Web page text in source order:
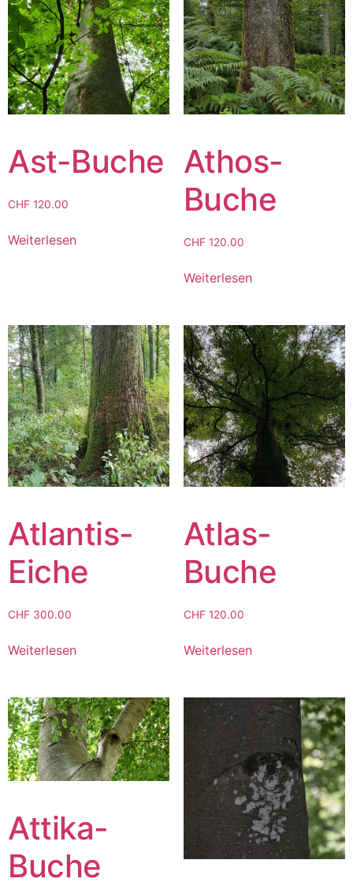
Ast-Buche
CHF 120.00
Weiterlesen
Athos-
Buche
CHF120.00
Weiterlesen
Atlantis-
Eiche
CHF 300.00
Weiterlesen
Atlas-
Buche
CHF120.00
Weiterlesen
Attika-
Buche